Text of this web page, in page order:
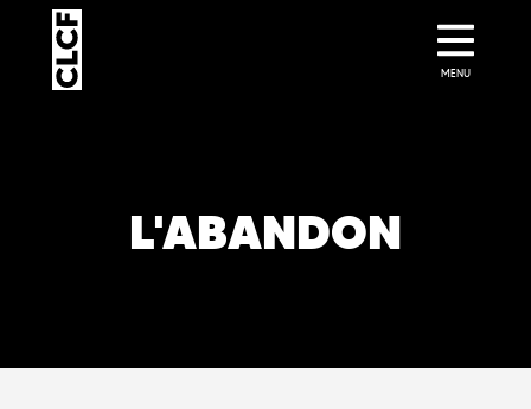
L'ABANDON
MENU